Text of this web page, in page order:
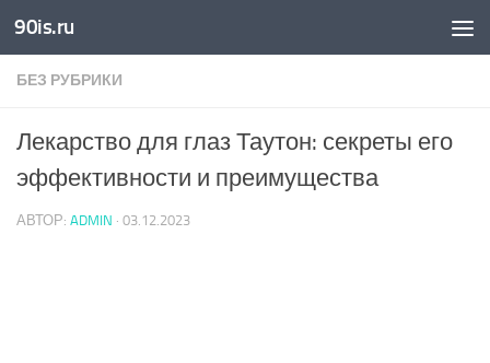
Skip to content
90is.ru
БЕЗ РУБРИКИ
Лекарство для глаз Таутон: секреты его
эффективности и преимущества
АВТОР: ADMIN · 03.12.2023